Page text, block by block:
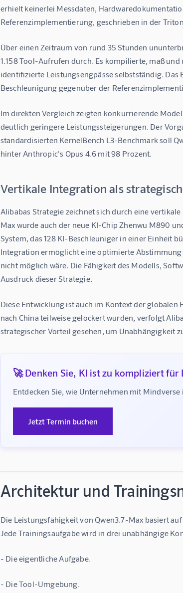
erhielt keinerlei Messdaten,
Referenzimplementierung, geschrieben in der
Über einen Zeitraum von rund 35 Stunden
1.158 Tool-Aufrufen durch. Es kompilierte, maß
identifizierte Leistungsengpässe selbstständig.
Beschleunigung gegenüber der
Im direkten Vergleich zeigten konkurrierende
deutlich geringere Leistungssteigerungen. Der
standardisierten KernelBench L3-Benchmark soll
hinter Anthropic's Opus 4.6 mit 98 Prozent.
Vertikale Integration als
Alibabas Strategie zeichnet sich durch eine
Max wurde auch der neue KI-Chip Zhenwu M890
System, das 128 KI-Beschleuniger in einer Einheit
Integration ermöglicht eine optimierte
nicht möglich wäre. Die Fähigkeit des Modells,
Ausdruck dieser Strategie.
Diese Entwicklung ist auch im Kontext der
nach China teilweise gelockert wurden, verfolgt
strategischer Vorteil gesehen, um Unabhängigkeit
🚀 Denken Sie, KI ist zu kompliziert für
Entdecken Sie, wie Unternehmen mit
Jetzt Termin buchen
Architektur und
Die Leistungsfähigkeit von Qwen3.7-Max basiert
Jede Trainingsaufgabe wird in drei unabhängige
- Die eigentliche Aufgabe.
- Die Tool-Umgebung.